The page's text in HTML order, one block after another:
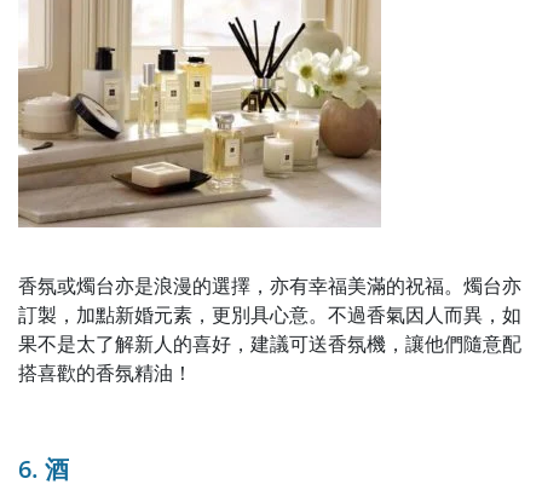
香氛或燭台亦是浪漫的選擇，亦有幸福美滿的祝福。燭台亦
訂製，加點新婚元素，更別具心意。不過香氣因人而異，如
果不是太了解新人的喜好，建議可送香氛機，讓他們隨意配
搭喜歡的香氛精油！
6. 酒